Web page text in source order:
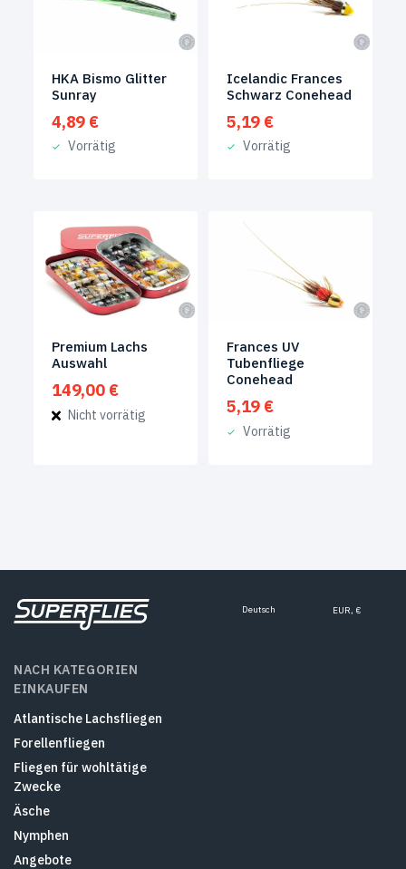
HKA Bismo Glitter
Sunray
4,89 €
Vorrätig
Icelandic Frances
Schwarz Conehead
5,19 €
Vorrätig
Premium Lachs
Auswahl
149,00 €
Nicht vorrätig
Frances UV
Tubenfliege
Conehead
5,19 €
Vorrätig
Deutsch EUR, €
NACH KATEGORIEN
EINKAUFEN
Atlantische Lachsfliegen
Forellenfliegen
Fliegen für wohltätige
Zwecke
Äsche
Nymphen
Angebote